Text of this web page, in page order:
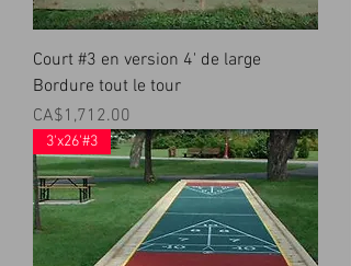
Court #3 en version 4' de large
Bordure tout le tour
Prix
CA$1,712.00
3'x26'#3